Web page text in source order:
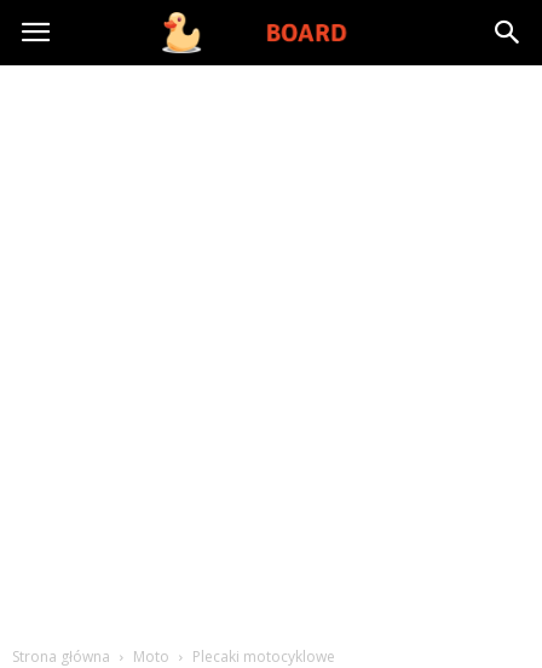
Toysboard.pl
Strona główna Moto Plecaki motocyklowe